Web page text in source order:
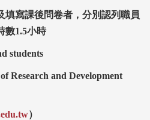
寫課後問卷者，分別認列職員
數1.5小時
students
Research and Development
）